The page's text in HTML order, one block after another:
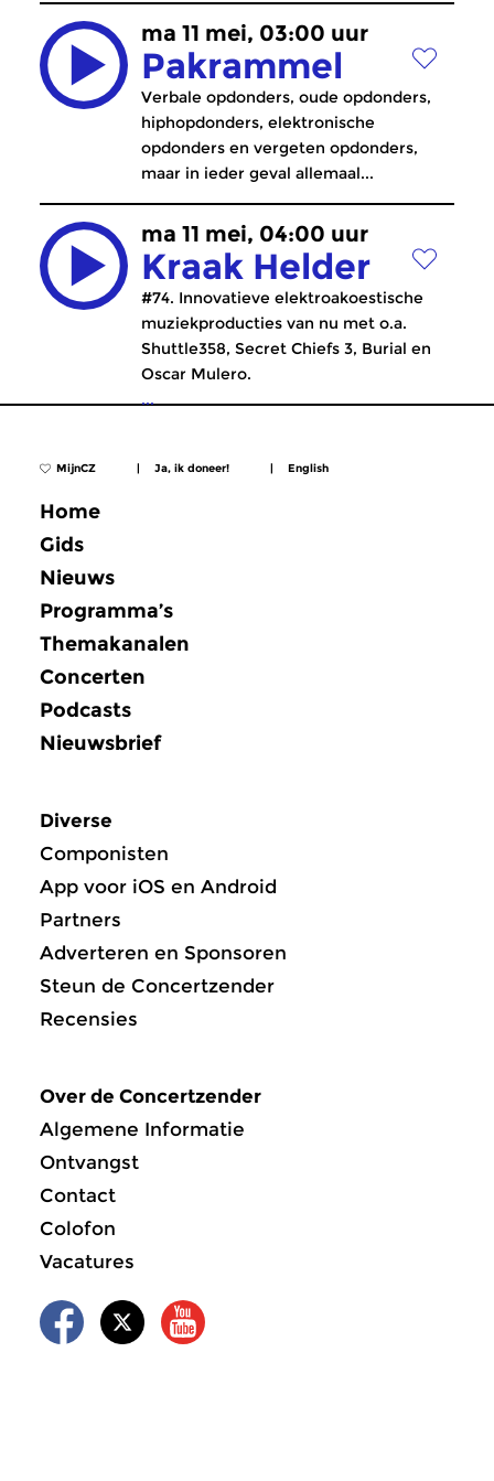
ma 11 mei, 03:00 uur
Pakrammel
Verbale opdonders, oude opdonders,
hiphopdonders, elektronische
opdonders en vergeten opdonders,
maar in ieder geval allemaal...
ma 11 mei, 04:00 uur
Kraak Helder
#74. Innovatieve elektroakoestische
muziekproducties van nu met o.a.
Shuttle358, Secret Chiefs 3, Burial en
Oscar Mulero.
...
MijnCZ | Ja, ik doneer! | English
Home
Gids
Nieuws
Programma’s
Themakanalen
Concerten
Podcasts
Nieuwsbrief
Diverse
Componisten
App voor iOS en Android
Partners
Adverteren en Sponsoren
Steun de Concertzender
Recensies
Over de Concertzender
Algemene Informatie
Ontvangst
Contact
Colofon
Vacatures